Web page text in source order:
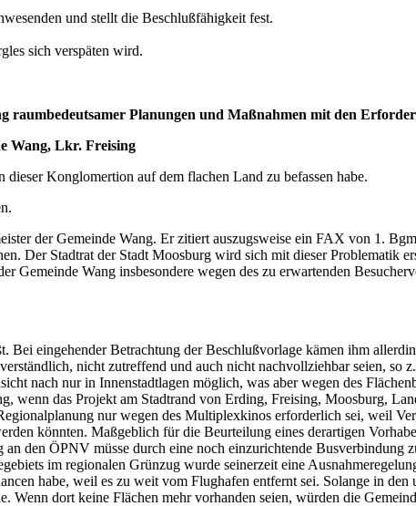
und stellt die Beschlußfähigkeit fest.
sich verspäten wird.
raumbedeutsamer Planungen und Maßnahmen mit den
Wang, Lkr. Freising
Konglomertion auf dem flachen Land zu befassen habe.
der Gemeinde Wang. Er zitiert auszugsweise ein FAX von 1.
Der Stadtrat der Stadt Moosburg wird sich mit dieser Problematik
Gemeinde Wang insbesondere wegen des zu erwartenden
Bei eingehender Betrachtung der Beschlußvorlage kämen ihm
nicht zutreffend und auch nicht nachvollziehbar seien, so
nach nur in Innenstadtlagen möglich, was aber wegen des
wenn das Projekt am Stadtrand von Erding, Freising, Moosburg,
nur wegen des Multiplexkinos erforderlich sei, weil
könnten. Maßgeblich für die Beurteilung eines derartigen
den ÖPNV müsse durch eine noch einzurichtende
im regionalen Grünzug wurde seinerzeit eine
habe, weil es zu weit vom Flughafen entfernt sei. Solange in
Wenn dort keine Flächen mehr vorhanden seien, würden die